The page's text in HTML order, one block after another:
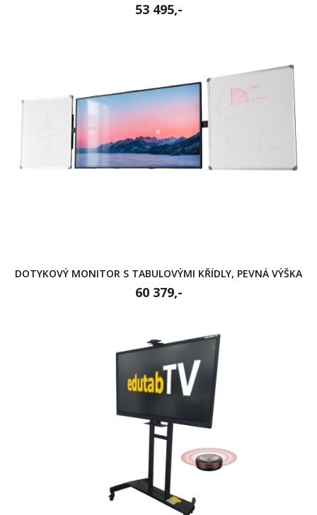
53 495,-
DOTYKOVÝ MONITOR S TABULOVÝMI KŘÍDLY, PEVNÁ VÝŠKA
60 379,-